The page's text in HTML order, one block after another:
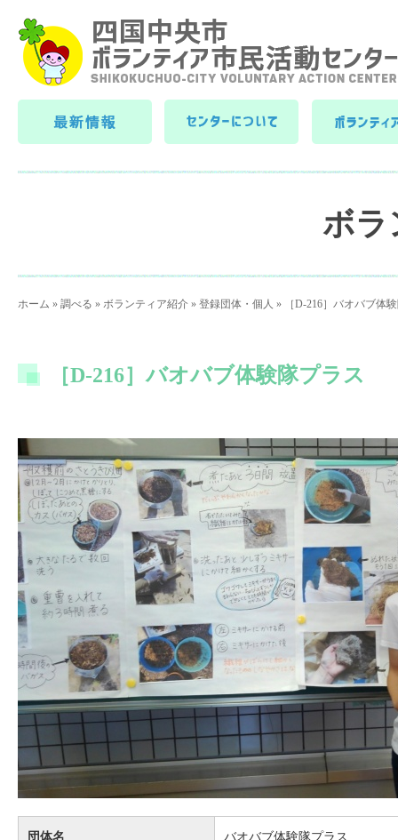
ボラ
ホーム » 調べる » ボランティア紹介 » 登録団体・個人 » ［D-216］バオバブ体
［D-216］バオバブ体験隊プラス
団体名 バオバブ体験隊プラス